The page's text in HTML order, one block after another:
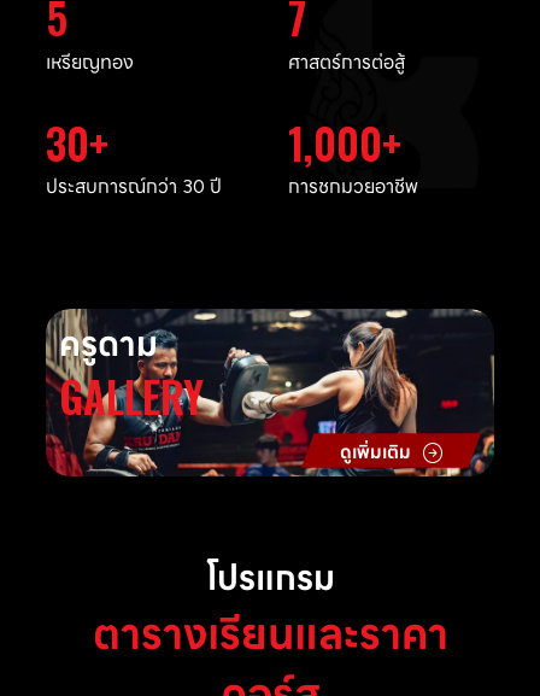
5
เหรียญทอง
7
ศาสตร์การต่อสู้
30
ประสบการณ์กว่า 30 ปี
1,000
การชกมวยอาชีพ
ครูดาม
GALLERY
ดูเพิ่มเติม
โปรแกรม
ตารางเรียนและราคา